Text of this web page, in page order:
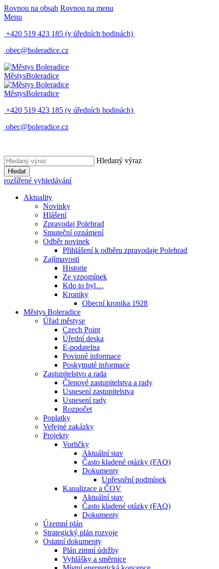
Rovnou na obsah Rovnou na menu
Menu
+420 519 423 185 (v úředních hodinách)
obec@boleradice.cz
MěstysBoleradice
MěstysBoleradice
+420 519 423 185 (v úředních hodinách)
obec@boleradice.cz
Hledaný výraz
Hledat
rozšířené vyhledávání
Aktuality
Novinky
Hlášení
Zpravodaj Polehrad
Smuteční oznámení
Odběr novinek
Přihlášení k odběru zpravodaje Polehrad
Zajímavosti
Historie
Ze vzpomínek
Kdo to byl…
Kroniky
Obecní kronika 1928
Městys Boleradice
Úřad městyse
Czech Point
Úřední deska
E-podatelna
Povinné informace
Poskytnuté informace
Zastupitelstvo a rada
Členové zastupitelstva a rady
Usnesení zastupitelstva
Usnesení rady
Rozpočet
Poplatky
Veřejné zakázky
Projekty
Vorličky
Aktuální stav
Často kladené otázky (FAQ)
Dokumenty
Upřesnění podmínek
Kanalizace a ČOV
Aktuální stav
Často kladené otázky (FAQ)
Dokumenty
Územní plán
Strategický plán rozvoje
Ostatní dokumenty
Plán zimní údržby
Vyhlášky a směrnice